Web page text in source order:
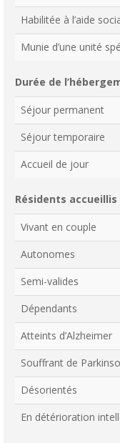
Habilitée à l’aide
Munie d’une unité
Durée de
Séjour permanent
Séjour temporaire
Accueil de jour
Résidents accueillis
Vivant en couple
Autonomes
Semi-valides
Dépendants
Atteints d’Alzheimer
Souffrant de
Désorientés
En détérioration